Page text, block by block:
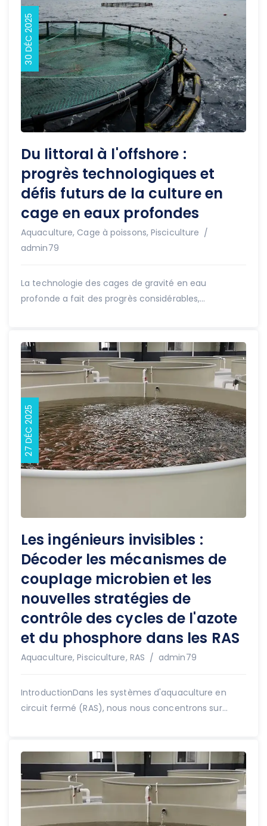
30 DÉC 2025
Du littoral à l'offshore :
progrès technologiques et
défis futurs de la culture en
cage en eaux profondes
Aquaculture, Cage à poissons,Pisciculture
admin79
La technologie des cages de gravité en eau
profonde a fait des progrès considérables,...
27 DÉC 2025
Les ingénieurs invisibles :
Décoder les mécanismes de
couplage microbien et les
nouvelles stratégies de
contrôle des cycles de l'azote
et du phosphore dans les RAS
Aquaculture,Pisciculture, RAS Auteur
admin79
IntroductionDans les systèmes d'aquaculture en
circuit fermé (RAS), nous nous concentrons sur...